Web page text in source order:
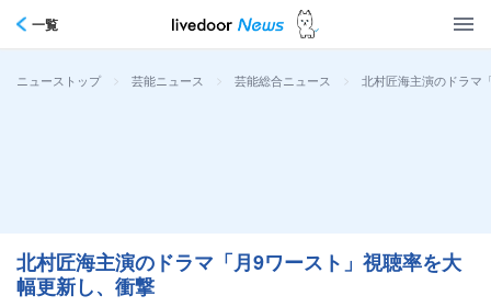
一覧
ニューストップ > 芸能ニュース > 芸能総合ニュース > 北村匠海主演のドラマ
北村匠海主演のドラマ「月9ワースト」視聴率を大
幅更新し、衝撃